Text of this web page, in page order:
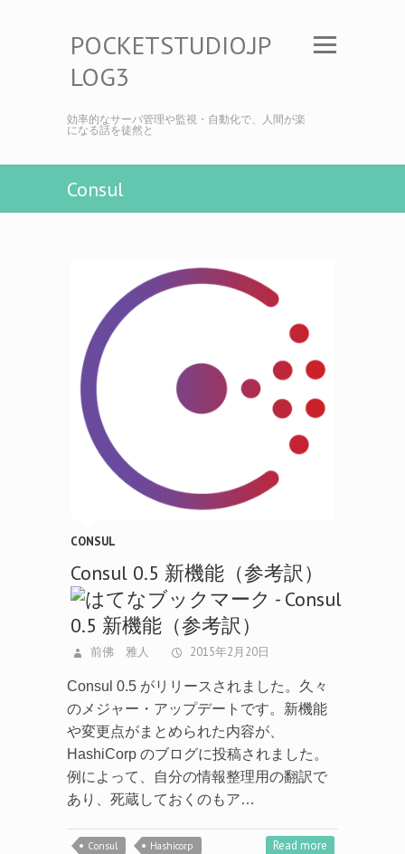
POCKETSTUDIO.JP
LOG3
効率的なサーバ管理や監視・自動化で、人間が楽
になる話を徒然と
Consul
CONSUL
Consul 0.5 新機能（参考訳）
前佛 雅人 2015年2月20日
Consul 0.5 がリリースされました。久々
のメジャー・アップデートです。新機能
や変更点がまとめられた内容が、
HashiCorp のブログに投稿されました。
例によって、自分の情報整理用の翻訳で
あり、死蔵しておくのもア…
Consul Hashicorp Read more